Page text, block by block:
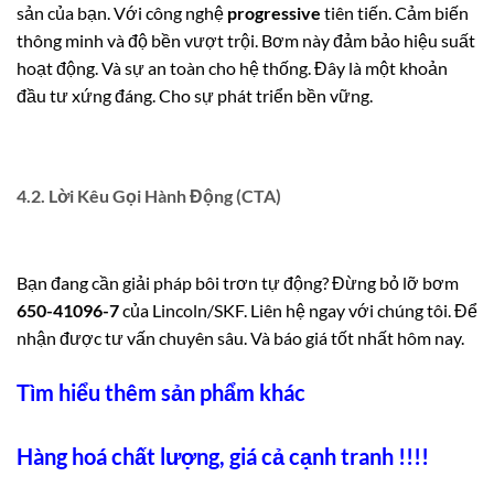
sản của bạn. Với công nghệ progressive tiên tiến. Cảm biến
thông minh và độ bền vượt trội. Bơm này đảm bảo hiệu suất
hoạt động. Và sự an toàn cho hệ thống. Đây là một khoản
đầu tư xứng đáng. Cho sự phát triển bền vững.
4.2. Lời Kêu Gọi Hành Động (CTA)
Bạn đang cần giải pháp bôi trơn tự động? Đừng bỏ lỡ bơm
650-41096-7của Lincoln/SKF. Liên hệ ngay với chúng tôi. Để
nhận được tư vấn chuyên sâu. Và báo giá tốt nhất hôm nay.
Tìm hiểu thêm sản phẩm khác
Hàng hoá chất lượng, giá cả cạnh tranh !!!!